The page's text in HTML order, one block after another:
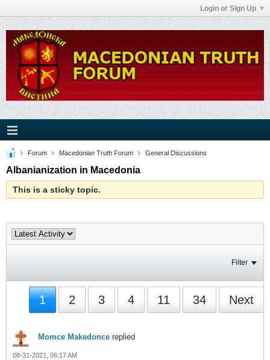
Login or Sign Up
Forum Macedonian Truth Forum General Discussions
Albanianization in Macedonia
This is a sticky topic.
Filter
1 2 3 4 11 34 Next
Momce Makedonce replied
08-31-2021, 06:17 AM